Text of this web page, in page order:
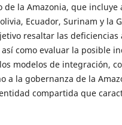
de la Amazonia, que incluye
Ecuador, Surinam y la
resaltar las deficiencias
como evaluar la posible
modelos de integración,
a la gobernanza de la
compartida que